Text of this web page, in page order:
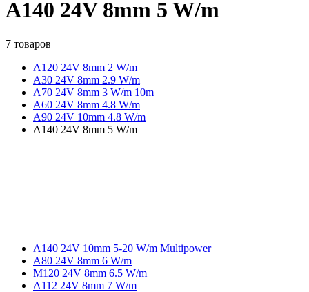
A140 24V 8mm 5 W/m
7 товаров
A120 24V 8mm 2 W/m
A30 24V 8mm 2.9 W/m
A70 24V 8mm 3 W/m 10m
A60 24V 8mm 4.8 W/m
A90 24V 10mm 4.8 W/m
A140 24V 8mm 5 W/m
A140 24V 10mm 5-20 W/m Multipower
A80 24V 8mm 6 W/m
M120 24V 8mm 6.5 W/m
A112 24V 8mm 7 W/m